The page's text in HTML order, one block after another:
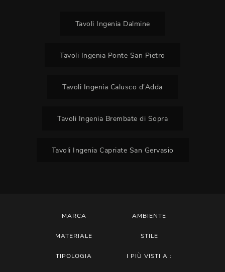
Tavoli Ingenia Dalmine
Tavoli Ingenia Ponte San Pietro
Tavoli Ingenia Calusco d'Adda
Tavoli Ingenia Brembate di Sopra
Tavoli Ingenia Capriate San Gervasio
MARCA AMBIENTE
MATERIALE STILE
TIPOLOGIA I PIÙ VISTI A :